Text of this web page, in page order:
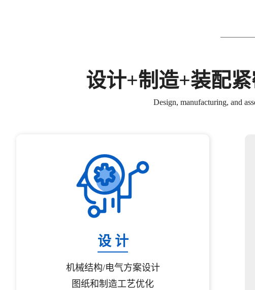
设计+制造+装配
Design, manufacturing, and
设 计
机械结构/电气方案设计
图纸和制造工艺优化